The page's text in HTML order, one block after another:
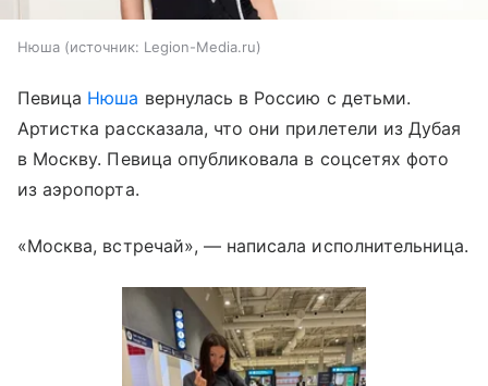
Нюша источник: Legion-Media.ru
Певица Нюша вернулась в Россию с детьми.
Артистка рассказала, что они прилетели из Дубая
в Москву. Певица опубликовала в соцсетях фото
из аэропорта.
«Москва, встречай», — написала исполнительница.